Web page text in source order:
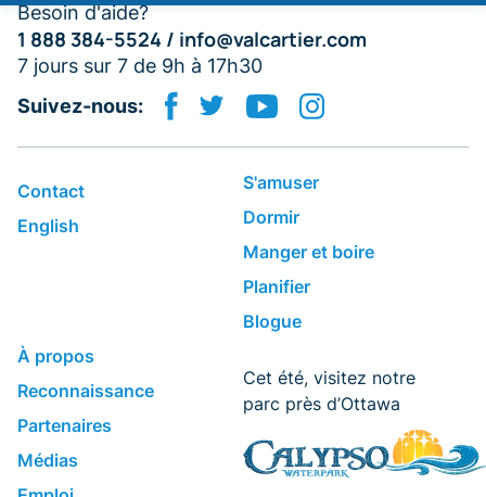
Besoin d'aide?
1 888 384-5524 / info@valcartier.com
7 jours sur 7 de 9h à 17h30
Suivez-nous:
Contact
English
S'amuser
Dormir
​Manger et boire
Planifier
Blogue
​À propos
Reconnaissance
Partenaires
Médias
Cet été, visitez notre
parc près d’Ottawa